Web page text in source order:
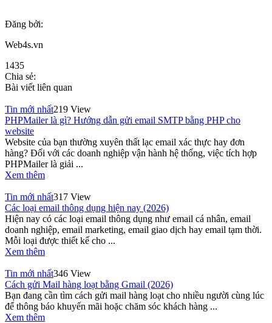
Đăng bởi:
Web4s.vn
1435
Chia sẻ:
Bài viết liên quan
Tin mới nhất219 View
PHPMailer là gì? Hướng dẫn gửi email SMTP bằng PHP cho
website
Website của bạn thường xuyên thất lạc email xác thực hay đơn
hàng? Đối với các doanh nghiệp vận hành hệ thống, việc tích hợp
PHPMailer là giải ...
Xem thêm
Tin mới nhất317 View
Các loại email thông dụng hiện nay (2026)
Hiện nay có các loại email thông dụng như email cá nhân, email
doanh nghiệp, email marketing, email giao dịch hay email tạm thời.
Mỗi loại được thiết kế cho ...
Xem thêm
Tin mới nhất346 View
Cách gửi Mail hàng loạt bằng Gmail (2026)
Bạn đang cần tìm cách gửi mail hàng loạt cho nhiều người cùng lúc
để thông báo khuyến mãi hoặc chăm sóc khách hàng ...
Xem thêm